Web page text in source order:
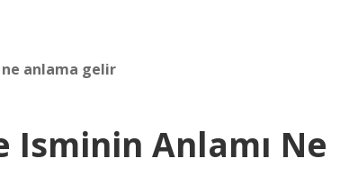
anlama gelir
Isminin Anlamı Ne